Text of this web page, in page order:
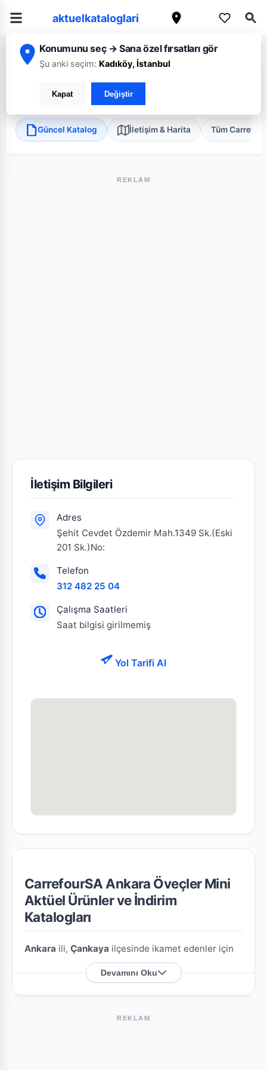
aktuelkataloglari
Konumunu seç → Sana özel fırsatları gör
Şu anki seçim: Kadıköy, İstanbul
Kapat Değiştir
Ana Sayfa/Ankara/ CarrefourSA/Ankara Öveçler Mini
CarrefourSA Ankara Öveçler Mini
Çankaya, Ankara
Güncel Katalog İletişim & Harita Tüm
REKLAM
İletişim Bilgileri
Adres
Şehit Cevdet Özdemir Mah.1349 Sk.(Eski
201 Sk.)No:
Telefon
312 482 25 04
Çalışma Saatleri
Saat bilgisi girilmemiş
Yol Tarifi Al
CarrefourSA Ankara Öveçler Mini
Aktüel Ürünler ve İndirim
Katalogları
Ankara ili, Çankaya ilçesinde ikamet edenler için
CarrefourSA Ankara Öveçler Minişubesine özel
en güncel indirim broşürlerini ve aktüel ürün
fırsatlarını bu sayfada derledik.
CarrefourSA Ankara Öveçler Mini Nerede?
Devamını Oku
REKLAM